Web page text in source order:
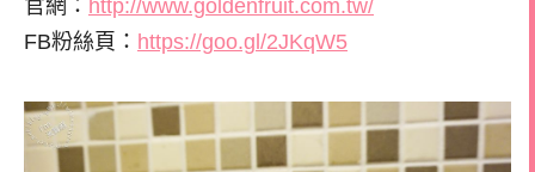
官網： http://www.goldenfruit.com.tw/
FB粉絲頁： https://goo.gl/2JKqW5